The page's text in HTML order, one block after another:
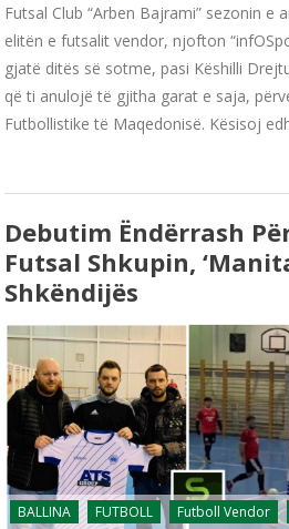
Futsal Club “Arben Bajrami” sezonin e
elitën e futsalit vendor, njofton
gjatë ditës së sotme, pasi Këshilli
që ti anulojë të gjitha garat e saja,
Futbollistike të Maqedonisë. Kësisoj
Debutim Ëndërrash
Futsal Shkupin,
Shkëndijës
BALLINA FUTBOLL Futboll Vendor